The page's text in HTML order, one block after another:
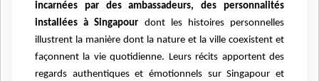
incarnées par des ambassadeurs, des personnalités
installées à Singapour dont les histoires personnelles
illustrent la manière dont la nature et la ville coexistent et
façonnent la vie quotidienne. Leurs récits apportent des
regards authentiques et émotionnels sur Singapour et